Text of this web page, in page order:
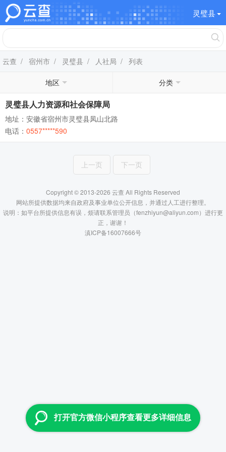
灵璧县
云查 / 宿州市 / 灵璧县 / 人社局 / 列表
地区 分类
灵璧县人力资源和社会保障局
地址：安徽省宿州市灵璧县凤山北路
电话： 0557*****590
上一页 下一页
Copyright © 2013-2026 云查 All Rights Reserved
网站所提供数据均来自政府及事业单位公开信息，并通过人工进行整理。
说明：如平台所提供信息有误，烦请联系管理员（fenzhiyun@aliyun.com）进行更
正，谢谢！
滇ICP备16007666号
打开官方微信小程序查看更多详细信息